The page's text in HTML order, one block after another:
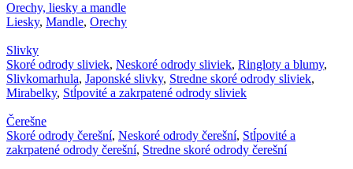
Orechy, liesky a mandle
Liesky, Mandle, Orechy
Slivky
Skoré odrody sliviek, Neskoré odrody sliviek, Ringloty a blumy,
Slivkomarhula, Japonské slivky, Stredne skoré odrody sliviek,
Mirabelky, Stĺpovité a zakrpatené odrody sliviek
Čerešne
Skoré odrody čerešní, Neskoré odrody čerešní, Stĺpovité a
zakrpatené odrody čerešní, Stredne skoré odrody čerešní